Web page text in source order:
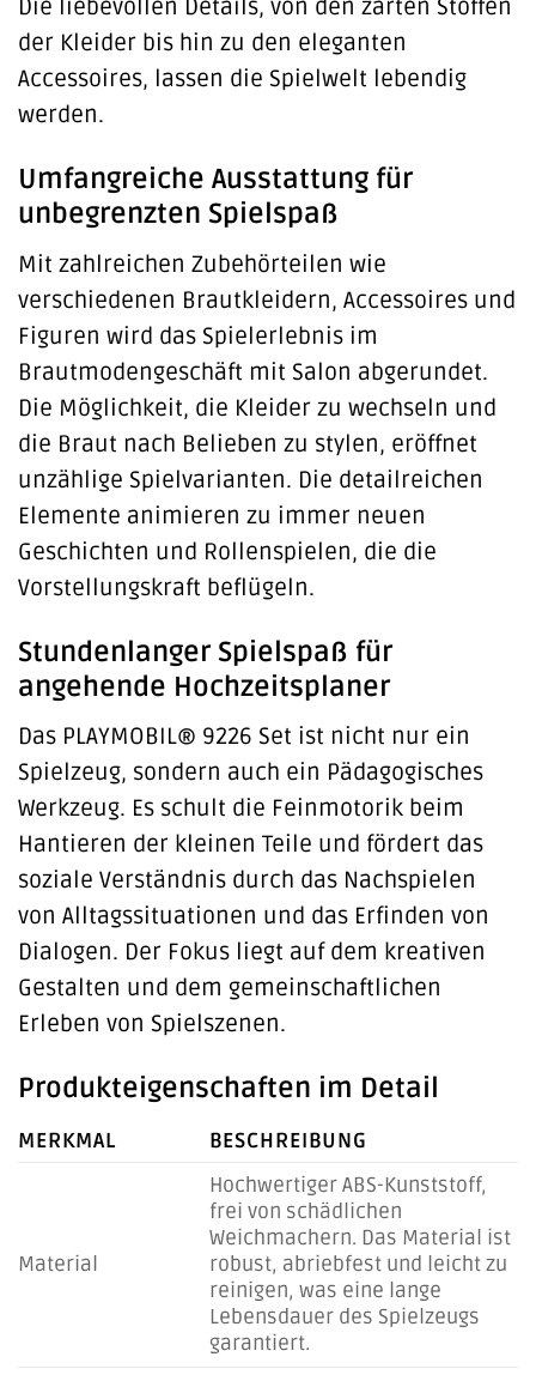
Die liebevollen Details, von den zarten Stoffen
der Kleider bis hin zu den eleganten
Accessoires, lassen die Spielwelt lebendig
werden.
Umfangreiche Ausstattung für
unbegrenzten Spielspaß
Mit zahlreichen Zubehörteilen wie
verschiedenen Brautkleidern, Accessoires und
Figuren wird das Spielerlebnis im
Brautmodengeschäft mit Salon abgerundet.
Die Möglichkeit, die Kleider zu wechseln und
die Braut nach Belieben zu stylen, eröffnet
unzählige Spielvarianten. Die detailreichen
Elemente animieren zu immer neuen
Geschichten und Rollenspielen, die die
Vorstellungskraft beflügeln.
Stundenlanger Spielspaß für
angehende Hochzeitsplaner
Das PLAYMOBIL® 9226 Set ist nicht nur ein
Spielzeug, sondern auch ein Pädagogisches
Werkzeug. Es schult die Feinmotorik beim
Hantieren der kleinen Teile und fördert das
soziale Verständnis durch das Nachspielen
von Alltagssituationen und das Erfinden von
Dialogen. Der Fokus liegt auf dem kreativen
Gestalten und dem gemeinschaftlichen
Erleben von Spielszenen.
Produkteigenschaften im Detail
MERKMAL BESCHREIBUNG
Material
Hochwertiger ABS-Kunststoff,
frei von schädlichen
Weichmachern. Das Material ist
robust, abriebfest und leicht zu
reinigen, was eine lange
Lebensdauer des Spielzeugs
garantiert.